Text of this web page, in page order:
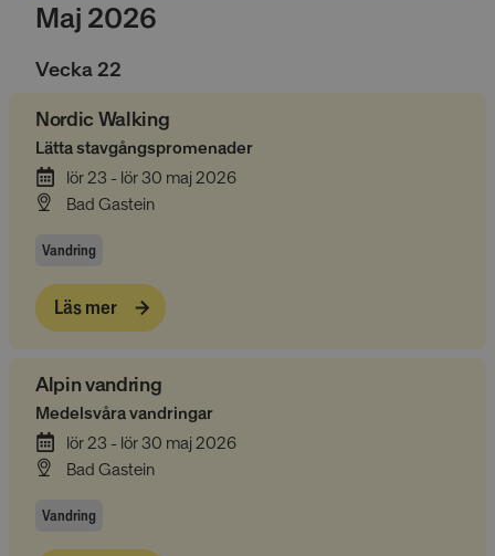
Maj 2026
Vecka 22
Nordic Walking
Lätta stavgångspromenader
lör 23 - lör 30 maj 2026
Bad Gastein
Vandring
Läs mer
Alpin vandring
Medelsvåra vandringar
lör 23 - lör 30 maj 2026
Bad Gastein
Vandring